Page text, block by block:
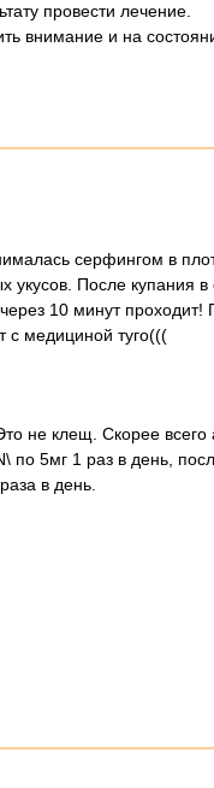
провести лечение.
внимание и на
серфингом в
укусов. После купания
10 минут
с медициной туго(((
не клещ. Скорее
по 5мг 1 раз в день,
в день.